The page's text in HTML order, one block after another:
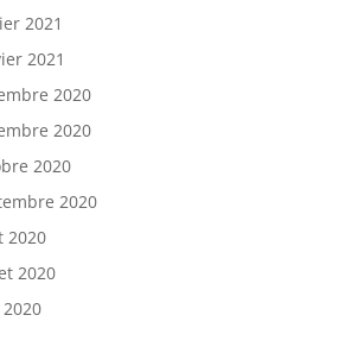
2021
2021
2020
2020
2020
2020
2020
2020